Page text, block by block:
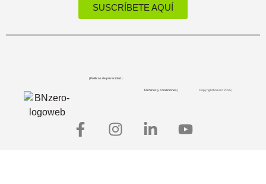
SUSCRÍBETE AQUÍ
| Políticas de privacidad |
Términos y condiciones | Copyright bnzero 2025 |